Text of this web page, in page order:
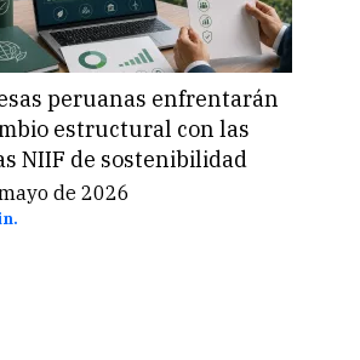
peruanas enfrentarán
estructural con las
NIIF de sostenibilidad
mayo de 2026